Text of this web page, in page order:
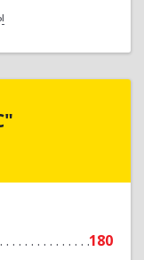
180
Благодатный